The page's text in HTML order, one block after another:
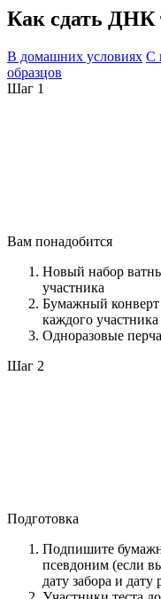
Как сдать ДНК
В домашних условиях С
образцов
Шаг 1
Вам понадобится
Новый набор
участника
Бумажный
каждого участника
Одноразовые
Шаг 2
Подготовка
Подпишите
псевдоним (если
дату забора и